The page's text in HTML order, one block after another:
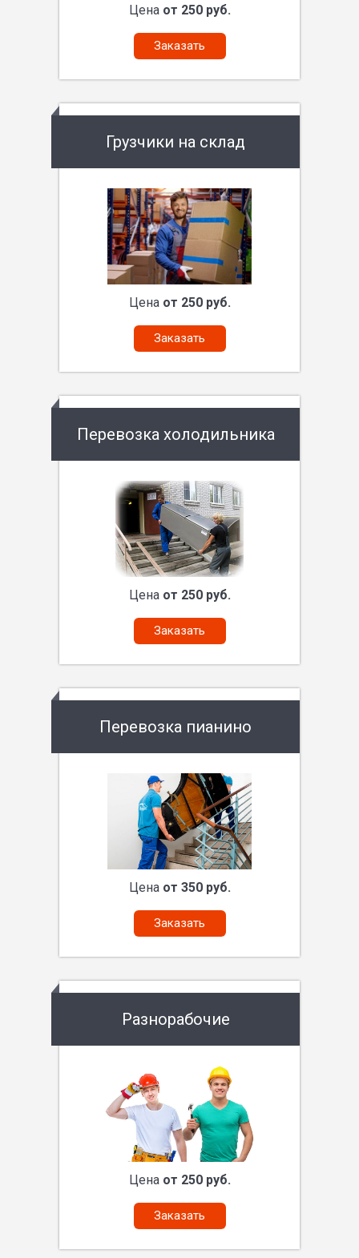
Цена от 250 руб.
Заказать
Грузчики на склад
Цена от 250 руб.
Заказать
Перевозка холодильника
Цена от 250 руб.
Заказать
Перевозка пианино
Цена от 350 руб.
Заказать
Разнорабочие
Цена от 250 руб.
Заказать